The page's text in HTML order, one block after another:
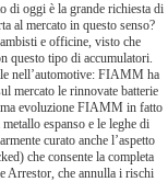
di oggi è la grande richiesta di
al mercato in questo senso?
e officine, visto che
questo tipo di accumulatori.
nell’automotive: FIAMM ha
mercato le rinnovate batterie
evoluzione FIAMM in fatto
espanso e le leghe di
curato anche l’aspetto
che consente la completa
Arrestor, che annulla i rischi